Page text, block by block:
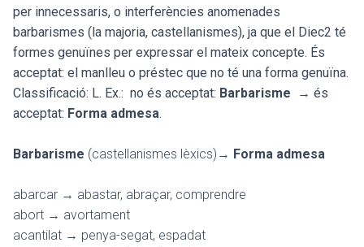
per innecessaris, o interferències anomenades
barbarismes (la majoria, castellanismes), ja que el Diec2 té
formes genuïnes per expressar el mateix concepte. És
acceptat: el manlleu o préstec que no té una forma genuïna.
Classificació: L. Ex.:no és acceptat: Barbarisme
→ és
acceptat: Forma admesa.
Barbarisme (castellanismes lèxics) → Forma admesa
abarcar → abastar, abraçar, comprendre
abort → avortament
acantilat → penya-segat, espadat